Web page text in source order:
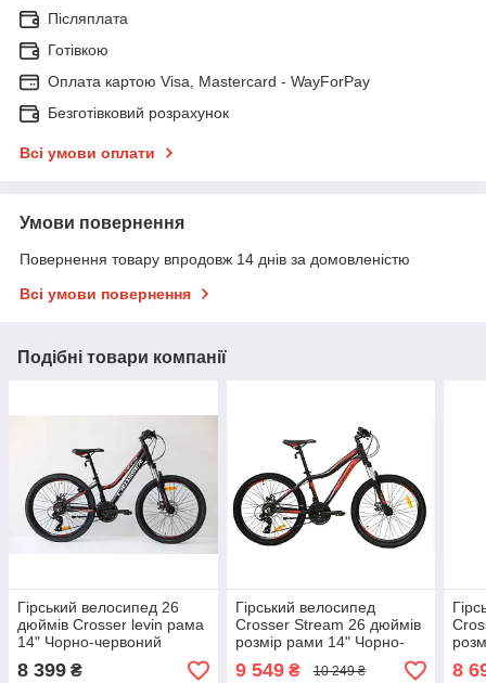
Післяплата
Готівкою
Оплата картою Visa, Mastercard - WayForPay
Безготівковий розрахунок
Всі умови оплати
Умови повернення
Повернення товару впродовж 14 днів за домовленістю
Всі умови повернення
Подібні товари компанії
Гірський велосипед 26
дюймів Crosser levin рама
14" Чорно-червоний
8 399 ₴
Гірський велосипед
Crosser Stream 26 дюймів
розмір рами 14" Чорно-
червоний
9 549₴ 10 249 ₴ 8